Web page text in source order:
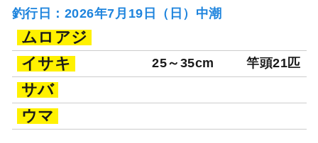
釣行日：2026年7月19日（日）中潮
ムロアジ
イサキ
25～35cm 竿頭21匹
サバ
ウマ